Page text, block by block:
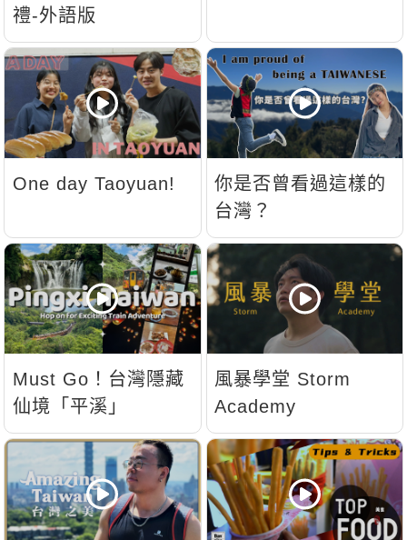
禮-外語版
One day Taoyuan!
你是否曾看過這樣的
台灣？
Must Go！台灣隱藏
仙境「平溪」
風暴學堂 Storm
Academy